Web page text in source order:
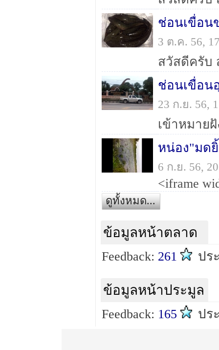
ช่อนเขื่อน
3 ต.ค. 56,
ช่อนเขื่อน
23 ก.ย. 56,
หน่อง"มด
6 ก.ย. 56,
ดูทั้งหมด...
ข้อมูลหน้าตลาด
Feedback: 261 ปร
ข้อมูลหน้าประมูล
Feedback: 165 ปร